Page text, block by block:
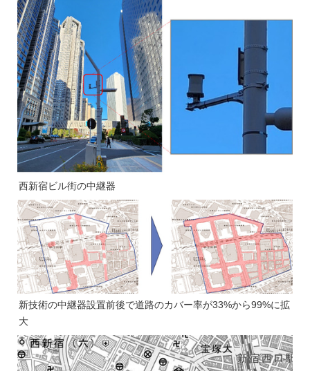
西新宿ビル街の中継器
新技術の中継器設置前後で道路のカバー率が33%から99%に拡
大